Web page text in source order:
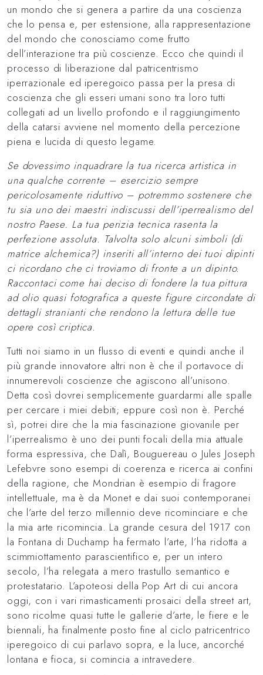
un mondo che si genera a partire da una coscienza
che lo pensa e, per estensione, alla rappresentazione
del mondo che conosciamo come frutto
dell’interazione tra più coscienze. Ecco che quindi il
processo di liberazione dal patricentrismo
iperrazionale ed iperegoico passa per la presa di
coscienza che gli esseri umani sono tra loro tutti
collegati ad un livello profondo e il raggiungimento
della catarsi avviene nel momento della percezione
piena e lucida di questo legame.
Se dovessimo inquadrare la tua ricerca artistica in
una qualche corrente – esercizio sempre
pericolosamente riduttivo – potremmo sostenere che
tu sia uno dei maestri indiscussi dell’iperrealismo del
nostro Paese. La tua perizia tecnica rasenta la
perfezione assoluta. Talvolta solo alcuni simboli (di
matrice alchemica?) inseriti all’interno dei tuoi dipinti
ci ricordano che ci troviamo di fronte a un dipinto.
Raccontaci come hai deciso di fondere la tua pittura
ad olio quasi fotografica a queste figure circondate di
dettagli stranianti che rendono la lettura delle tue
opere così criptica.
Tutti noi siamo in un flusso di eventi e quindi anche il
più grande innovatore altri non è che il portavoce di
innumerevoli coscienze che agiscono all’unisono.
Detta così dovrei semplicemente guardarmi alle spalle
per cercare i miei debiti; eppure così non è. Perché
sì, potrei dire che la mia fascinazione giovanile per
l’iperrealismo è uno dei punti focali della mia attuale
forma espressiva, che Dalì, Bouguereau o Jules Joseph
Lefebvre sono esempi di coerenza e ricerca ai confini
della ragione, che Mondrian è esempio di fragore
intellettuale, ma è da Monet e dai suoi contemporanei
che l’arte del terzo millennio deve ricominciare e che
la mia arte ricomincia. La grande cesura del 1917 con
la Fontana di Duchamp ha fermato l’arte, l’ha ridotta a
scimmiottamento parascientifico e, per un intero
secolo, l’ha relegata a mero trastullo semantico e
protestatario. L’apoteosi della Pop Art di cui ancora
oggi, con i vari rimasticamenti prosaici della street art,
sono ricolme quasi tutte le gallerie d’arte, le fiere e le
biennali, ha finalmente posto fine al ciclo patricentrico
iperegoico di cui parlavo sopra, e la luce, ancorché
lontana e fioca, si comincia a intravedere.